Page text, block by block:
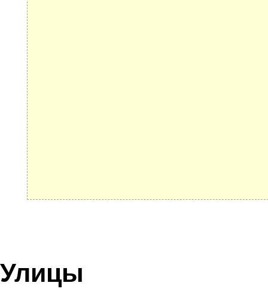
Улицы